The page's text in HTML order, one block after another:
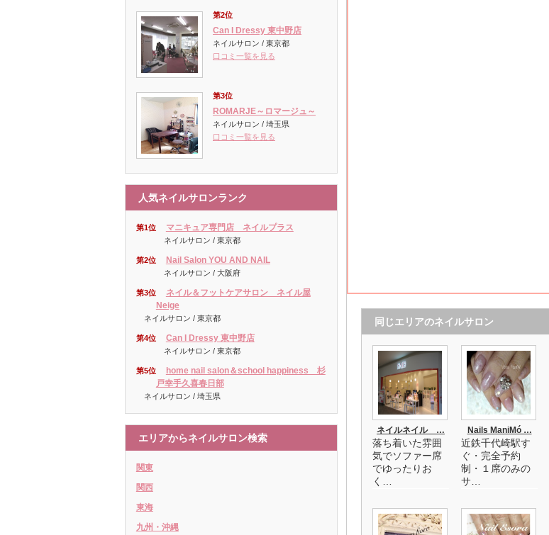
同じエリアのネイルサロン
ネイルネイル …
落ち着いた雰囲
気でソファー席
でゆったりお
く…
Nails ManiMó …
近鉄千代崎駅す
ぐ・完全予約
制・１席のみの
サ…
第2位
Can I Dressy 東中野店
ネイルサロン / 東京都
口コミ一覧を見る
第3位
ROMARJE～ロマージュ～
ネイルサロン / 埼玉県
口コミ一覧を見る
人気ネイルサロンランク
第1位 マニキュア専門店 ネイルプラス
ネイルサロン / 東京都
第2位 Nail Salon YOU AND NAIL
ネイルサロン / 大阪府
第3位
ネイル＆フットケアサロン ネイル屋
Neige
ネイルサロン / 東京都
第4位 Can I Dressy 東中野店
ネイルサロン / 東京都
第5位
home nail salon＆school happiness 杉
戸幸手久喜春日部
ネイルサロン / 埼玉県
エリアからネイルサロン検索
関東
関西
東海
九州・沖縄